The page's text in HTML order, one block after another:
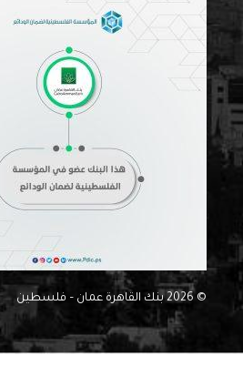
© 2026 بنك القاهرة عمان – فلسطين